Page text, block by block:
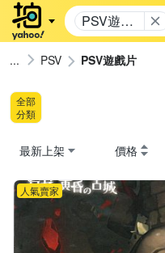
PSV遊戲
片
PSV PSV遊戲片
全部
分類
最新上架 價格
人氣賣家